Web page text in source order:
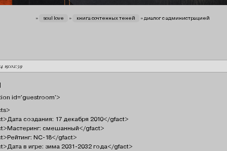
вы здесь
» soul love » книга сочтенных теней »диалог с администрацией
19:02:59
id='guestroom'>
создания: 17 декабря 2010</gfact>
смешанный</gfact>
NC-18</gfact>
в игре: зима 2031-2032 года</gfact>